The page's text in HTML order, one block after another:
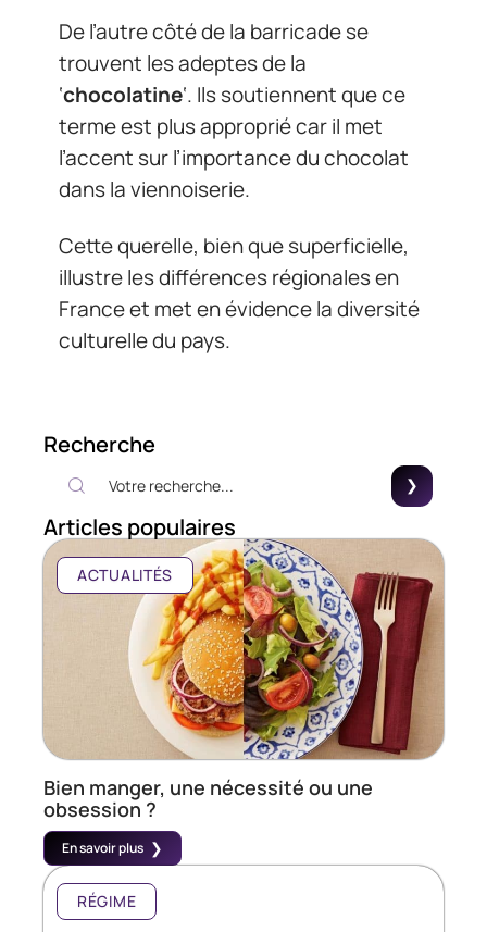
De l’autre côté de la barricade se
trouvent les adeptes de la
‘chocolatine‘. Ils soutiennent que ce
terme est plus approprié car il met
l’accent sur l’importance du chocolat
dans la viennoiserie.
Cette querelle, bien que superficielle,
illustre les différences régionales en
France et met en évidence la diversité
culturelle du pays.
Recherche
Articles populaires
ACTUALITÉS
Bien manger, une nécessité ou une
obsession ?
En savoir plus
RÉGIME